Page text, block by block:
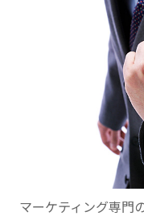
マーケティング専門